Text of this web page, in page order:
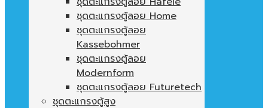
ชุดตะแกรงตู้ลอย Home
ชุดตะแกรงตู้ลอย
Kassebohmer
ชุดตะแกรงตู้ลอย
Modernform
ชุดตะแกรงตู้ลอย Futuretech
ชุดตะแกรงตู้สูง